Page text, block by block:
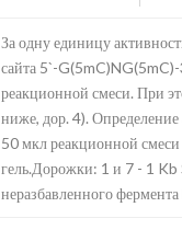
За одну единицу
сайта 5`-
реакционной смеси. При
ниже, дор. 4).
50 мкл реакционной
гель.Дорожки: 1 и 7 - 1
неразбавленного